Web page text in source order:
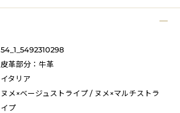
54_1_5492310298
皮革部分：牛革
イタリア
ヌメ×ベージュストライプ / ヌメ×マルチストラ
イプ